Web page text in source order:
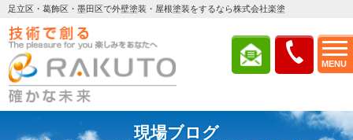
MENU
足立区・葛飾区・墨田区で外壁塗装・屋根塗装をするなら株式会社楽塗
現場ブログ